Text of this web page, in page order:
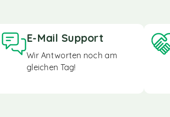
E-Mail Support
Wir Antworten noch am
gleichen Tag!